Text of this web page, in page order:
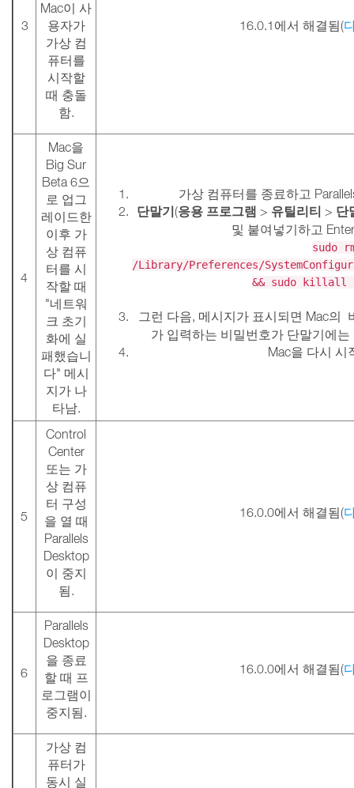
3
Mac이 사
용자가
가상 컴
퓨터를
시작할
때 충돌
함.
16.0.1에서 해결됨(
4
Mac을
Big Sur
Beta 6으
로 업그
레이드한
이후 가
상 컴퓨
터를 시
작할 때
"네트워
크 초기
화에 실
패했습니
다" 메시
지가 나
타남.
가상 컴퓨터를 종료하고
단말기(응용 프로그램 > 유틸리티 > 단
및 붙여넣기하고
sudo
/Library/Preferences/
&& sudo killall
그런 다음, 메시지가 표시되면 Mac의
가 입력하는 비밀번호가 단말기에
Mac을 다시 시
5
Control
Center
또는 가
상 컴퓨
터 구성
을 열 때
Parallels
Desktop
이 중지
됨.
16.0.0에서 해결됨(
6
Parallels
Desktop
을 종료
할 때 프
로그램이
중지됨.
16.0.0에서 해결됨(
가상 컴
퓨터가
동시 실